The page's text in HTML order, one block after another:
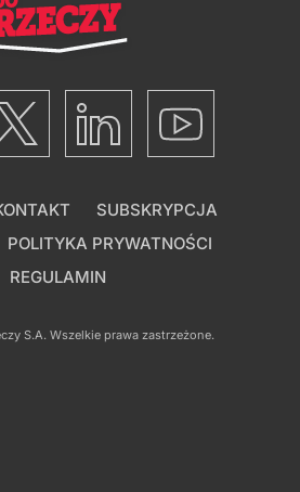
SUBSKRYPCJA
POLITYKA PRYWATNOŚCI
REGULAMIN
S.A. Wszelkie prawa zastrzeżone.